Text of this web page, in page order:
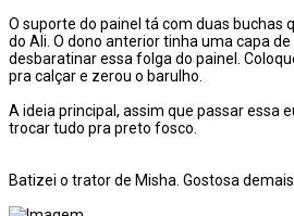
O suporte do painel tá com duas buchas
do Ali. O dono anterior tinha uma capa
desbaratinar essa folga do painel.
pra calçar e zerou o barulho.
A ideia principal, assim que passar essa
trocar tudo pra preto fosco.
Batizei o trator de Misha. Gostosa